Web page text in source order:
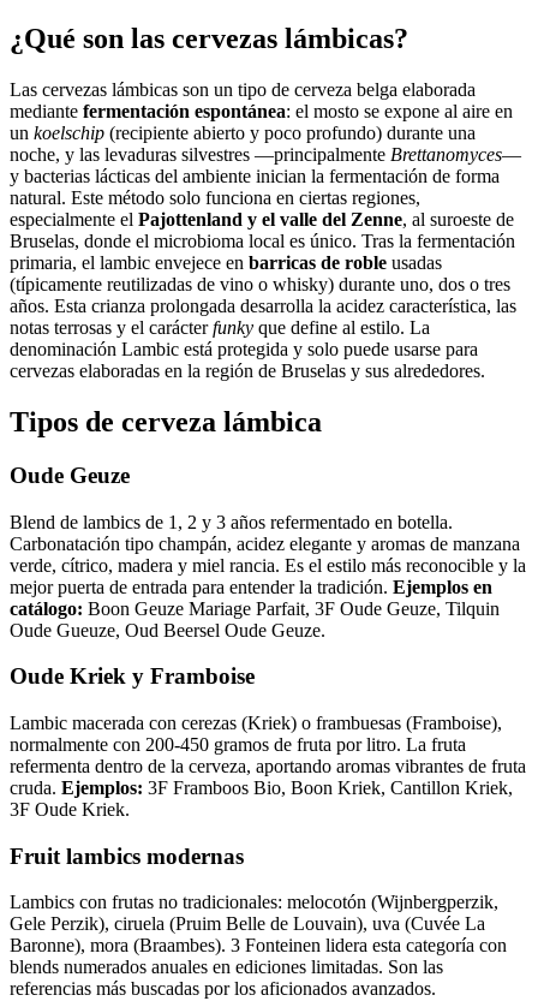
¿Qué son las cervezas lámbicas?
Las cervezas lámbicas son un tipo de cerveza belga elaborada
mediante fermentación espontánea: el mosto se expone al aire en
un koelschip (recipiente abierto y poco profundo) durante una
noche, y las levaduras silvestres —principalmente Brettanomyces—
y bacterias lácticas del ambiente inician la fermentación de forma
natural. Este método solo funciona en ciertas regiones,
especialmente el Pajottenland y el valle del Zenne, al suroeste de
Bruselas, donde el microbioma local es único. Tras la fermentación
primaria, el lambic envejece en barricas de roble usadas
(típicamente reutilizadas de vino o whisky) durante uno, dos o tres
años. Esta crianza prolongada desarrolla la acidez característica, las
notas terrosas y el carácterfunky que define al estilo. La
denominación Lambic está protegida y solo puede usarse para
cervezas elaboradas en la región de Bruselas y sus alrededores.
Tipos de cerveza lámbica
Oude Geuze
Blend de lambics de 1, 2 y 3 años refermentado en botella.
Carbonatación tipo champán, acidez elegante y aromas de manzana
verde, cítrico, madera y miel rancia. Es el estilo más reconocible y la
mejor puerta de entrada para entender la tradición. Ejemplos en
catálogo: Boon Geuze Mariage Parfait, 3F Oude Geuze, Tilquin
Oude Gueuze, Oud Beersel Oude Geuze.
Oude Kriek y Framboise
Lambic macerada con cerezas (Kriek) o frambuesas (Framboise),
normalmente con 200-450 gramos de fruta por litro. La fruta
refermenta dentro de la cerveza, aportando aromas vibrantes de fruta
cruda. Ejemplos: 3F Framboos Bio, Boon Kriek, Cantillon Kriek,
3F Oude Kriek.
Fruit lambics modernas
Lambics con frutas no tradicionales: melocotón (Wijnbergperzik,
Gele Perzik), ciruela (Pruim Belle de Louvain), uva (Cuvée La
Baronne), mora (Braambes). 3 Fonteinen lidera esta categoría con
blends numerados anuales en ediciones limitadas. Son las
referencias más buscadas por los aficionados avanzados.